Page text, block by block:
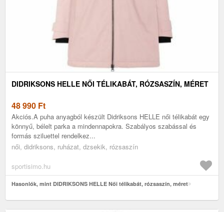
DIDRIKSONS HELLE NŐI TÉLIKABÁT, RÓZSASZÍN, MÉRET
48 990 Ft
Akciós.A puha anyagból készült Didriksons HELLE női télikabát egy
könnyű, bélelt parka a mindennapokra. Szabályos szabással és
formás sziluettel rendelkez...
női, didriksons, ruházat, dzsekik, rózsaszín
sportisimo.hu
Hasonlók, mint DIDRIKSONS HELLE Női télikabát, rózsaszín, méret